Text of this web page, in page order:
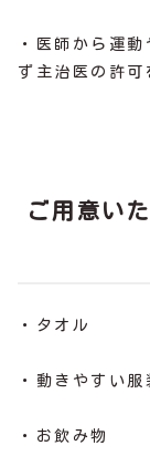
・医師から運
ず主治医の許可
ご用意い
・タオル
・動きやすい服
・お飲み物